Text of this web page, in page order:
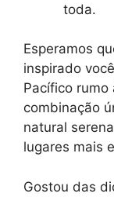
toda.
Esperamos
inspirado
Pacífico
combinação
natural
lugares mais
Gostou das